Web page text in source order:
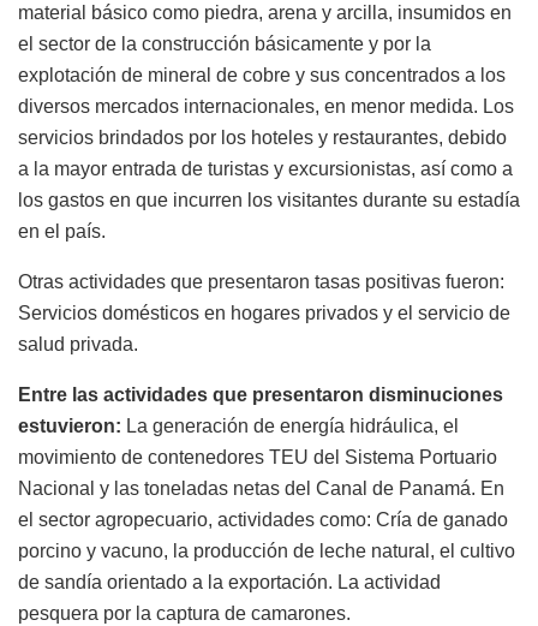
material básico como piedra, arena y arcilla, insumidos en
el sector de la construcción básicamente y por la
explotación de mineral de cobre y sus concentrados a los
diversos mercados internacionales, en menor medida. Los
servicios brindados por los hoteles y restaurantes, debido
a la mayor entrada de turistas y excursionistas, así como a
los gastos en que incurren los visitantes durante su estadía
en el país.
Otras actividades que presentaron tasas positivas fueron:
Servicios domésticos en hogares privados y el servicio de
salud privada.
Entre las actividades que presentaron disminuciones
estuvieron: La generación de energía hidráulica, el
movimiento de contenedores TEU del Sistema Portuario
Nacional y las toneladas netas del Canal de Panamá. En
el sector agropecuario, actividades como: Cría de ganado
porcino y vacuno, la producción de leche natural, el cultivo
de sandía orientado a la exportación. La actividad
pesquera por la captura de camarones.